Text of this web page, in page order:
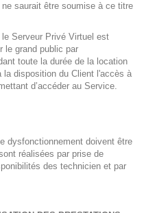
saurait être soumise à ce titre
Serveur Privé Virtuel est
le grand public par
toute la durée de la location
disposition du Client l'accès à
d’accéder au Service.
dysfonctionnement doivent être
réalisées par prise de
des technicien et par